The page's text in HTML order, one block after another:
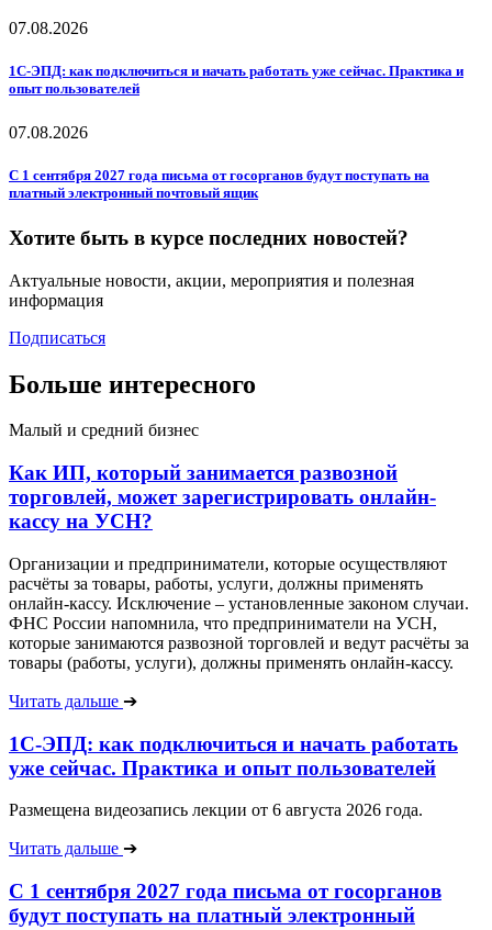
07.08.2026
1С-ЭПД: как подключиться и начать работать уже сейчас. Практика и
опыт пользователей
07.08.2026
С 1 сентября 2027 года письма от госорганов будут поступать на
платный электронный почтовый ящик
Хотите быть в курсе последних новостей?
Актуальные новости, акции, мероприятия и полезная
информация
Подписаться
Больше интересного
Малый и средний бизнес
Как ИП, который занимается развозной
торговлей, может зарегистрировать онлайн-
кассу на УСН?
Организации и предприниматели, которые осуществляют
расчёты за товары, работы, услуги, должны применять
онлайн-кассу. Исключение – установленные законом случаи.
ФНС России напомнила, что предприниматели на УСН,
которые занимаются развозной торговлей и ведут расчёты за
товары (работы, услуги), должны применять онлайн-кассу.
Читать дальше ➔
1С-ЭПД: как подключиться и начать работать
уже сейчас. Практика и опыт пользователей
Размещена видеозапись лекции от 6 августа 2026 года.
Читать дальше ➔
С 1 сентября 2027 года письма от госорганов
будут поступать на платный электронный